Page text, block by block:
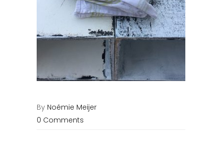
By Noémie Meijer
0 Comments